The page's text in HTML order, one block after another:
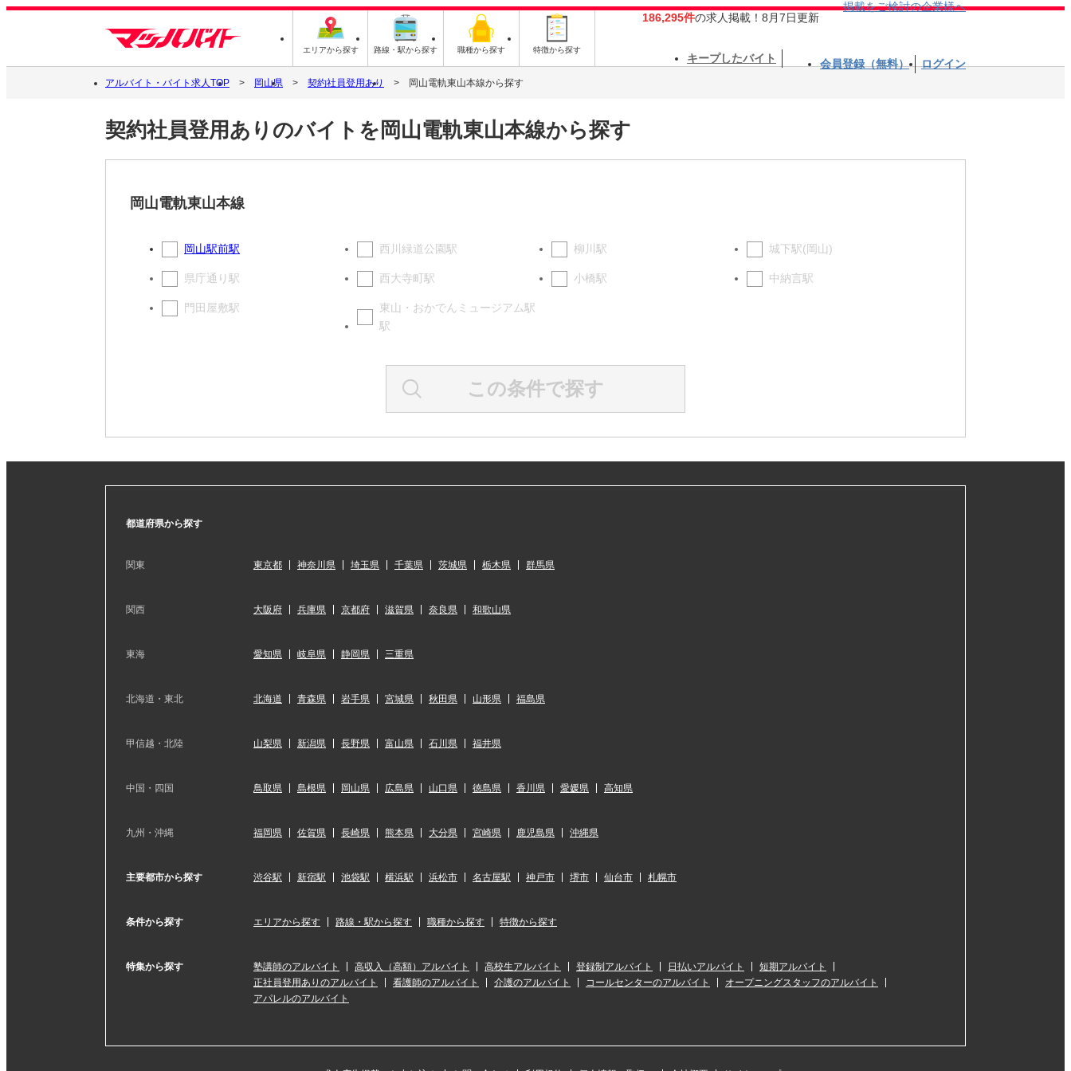
エリアから探す 路線・駅から探す 職種から探す 特徴から探す
186,295件の求人掲載！8月7日更新
掲載をご検討の企業様へ
キープしたバイト 会員登録（無料） ログイン
アルバイト・バイト求人TOP 岡山県 契約社員登用あり 岡山電軌東山本線から探す
契約社員登用ありのバイトを岡山電軌東山本線から探す
岡山電軌東山本線
岡山駅前駅 西川緑道公園駅 柳川駅 城下駅(岡山)
県庁通り駅 西大寺町駅 小橋駅 中納言駅
門田屋敷駅
東山・おかでんミュージアム駅
駅
この条件で探す
都道府県から探す
関東 東京都 神奈川県 埼玉県 千葉県 茨城県 栃木県 群馬県
関西 大阪府 兵庫県 京都府 滋賀県 奈良県 和歌山県
東海 愛知県 岐阜県 静岡県 三重県
北海道・東北 北海道 青森県 岩手県 宮城県 秋田県 山形県 福島県
甲信越・北陸 山梨県 新潟県 長野県 富山県 石川県 福井県
中国・四国 鳥取県 島根県 岡山県 広島県 山口県 徳島県 香川県 愛媛県 高知県
九州・沖縄 福岡県 佐賀県 長崎県 熊本県 大分県 宮崎県 鹿児島県 沖縄県
主要都市から探す 渋谷駅 新宿駅 池袋駅 横浜駅 浜松市 名古屋駅 神戸市 堺市 仙台市 札幌市
条件から探す エリアから探す 路線・駅から探す 職種から探す 特徴から探す
特集から探す 塾講師のアルバイト 高収入（高額）アルバイト 高校生アルバイト 登録制アルバイト 日払いアルバイト
短期アルバイト
正社員登用ありのアルバイト
看護師のアルバイト 介護のアルバイト コールセンターのアルバイト
オープニングスタッフのアルバイト
アパレルのアルバイト